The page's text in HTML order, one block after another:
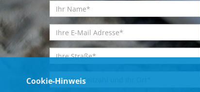
Cookie-Hinweis